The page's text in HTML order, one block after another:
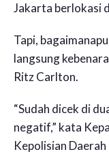
Jakarta berlokasi
Tapi,
langsung
Ritz Carlton.
“Sudah dicek di
negatif,” kata
Kepolisian